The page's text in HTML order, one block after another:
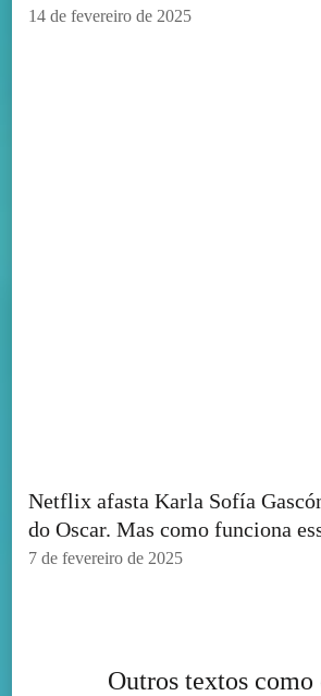
14 de fevereiro de 2025
Netflix afasta Karla Sofía
do Oscar. Mas como funciona
7 de fevereiro de 2025
Outros textos como